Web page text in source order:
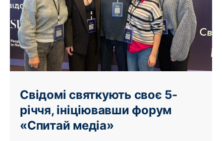
Свідомі святкують своє 5-
річчя, ініціювавши форум
«Спитай медіа»